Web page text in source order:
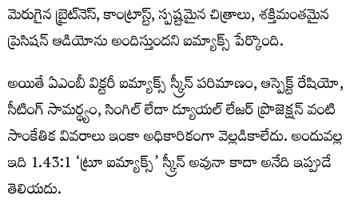
మెరుగైన బ్రైట్‌నెస్‌, కాంట్రాస్ట్‌, స్పష్టమైన చిత్రాలు, శక్తిమంతమైన
ప్రెసిషన్‌ ఆడియోను అందిస్తుందని ఐమ్యాక్స్‌ పేర్కొంది.
అయితే ఏఎంబీ విక్టరీ ఐమ్యాక్స్‌ స్క్రీన్‌ పరిమాణం, ఆస్పెక్ట్‌ రేషియో,
సీటింగ్‌ సామర్థ్యం, సింగిల్‌ లేదా డ్యూయల్‌ లేజర్‌ ప్రొజెక్షన్‌ వంటి
సాంకేతిక వివరాలు ఇంకా అధికారికంగా వెల్లడికాలేదు. అందువల్ల
ఇది 1.43:1 ‘ట్రూ ఐమ్యాక్స్‌’ స్క్రీన్‌ అవునా కాదా అనేది ఇప్పుడే
తెలియదు.